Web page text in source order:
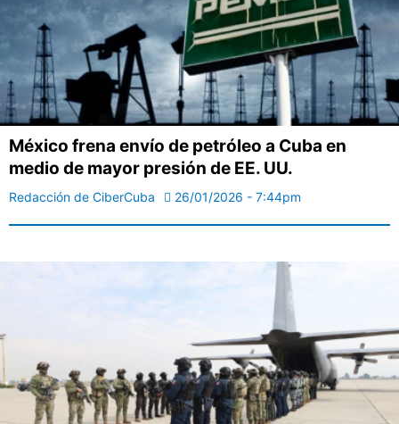
México frena envío de petróleo a Cuba en
medio de mayor presión de EE. UU.
Redacción de CiberCuba 26/01/2026 - 7:44pm